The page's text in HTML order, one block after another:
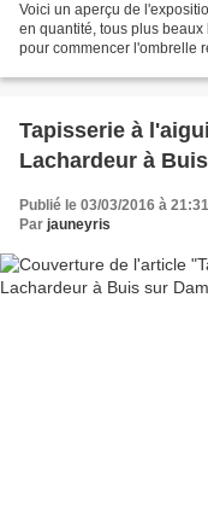
Voici un aperçu de
en quantité, tous plus
pour commencer l'ombrelle
Tapisserie à
Lachardeur à
Publié le 03/03/2016 à 21:31
Par jauneyris